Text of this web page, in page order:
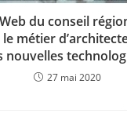
du conseil
métier
nouvelles
27 mai 2020